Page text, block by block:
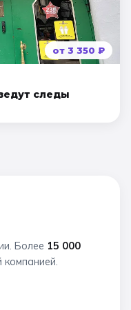
от 3 350 ₽
следы
Более 15 000